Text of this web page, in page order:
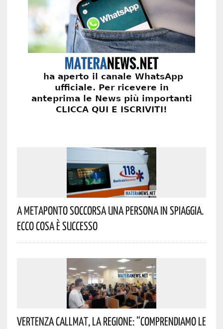
A Metaponto Soccorsa Una Persona In Spiaggia.
Ecco Cosa È Successo
Vertenza CallMat, La Regione: “comprendiamo Le